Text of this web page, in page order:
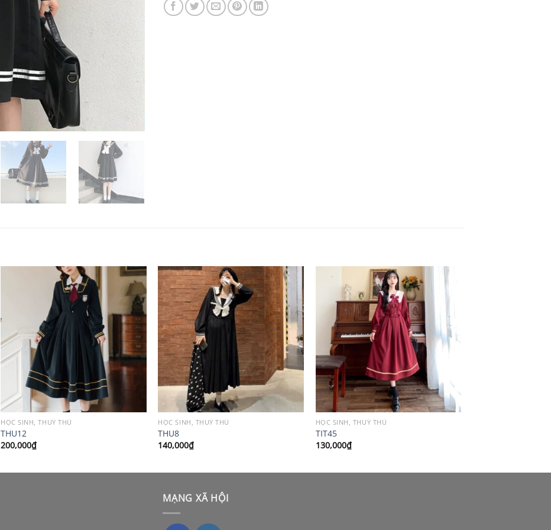
HỌC SINH, THUỶ THỦ
THU12
200,000₫
HỌC SINH, THUỶ THỦ
THU8
140,000₫
HỌC SINH, THUỶ THỦ
TIT45
130,000₫
MẠNG XÃ HỘI